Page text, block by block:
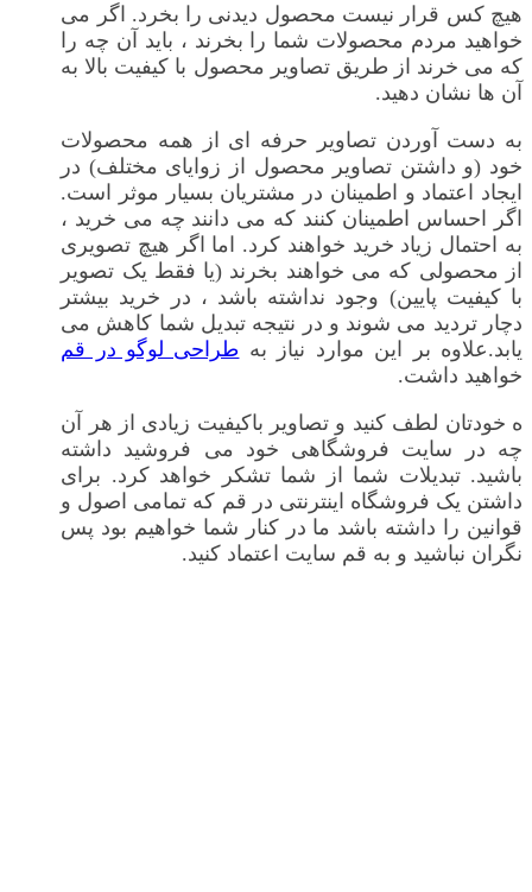
هیچ کس قرار نیست محصول دیدنی را بخرد. اگر می
خواهید مردم محصولات شما را بخرند ، باید آن چه را
که می خرند از طریق تصاویر محصول با کیفیت بالا به
آن ها نشان دهید.
به دست آوردن تصاویر حرفه ای از همه محصولات
خود (و داشتن تصاویر محصول از زوایای مختلف) در
ایجاد اعتماد و اطمینان در مشتریان بسیار موثر است.
اگر احساس اطمینان کنند که می دانند چه می خرید ،
به احتمال زیاد خرید خواهند کرد. اما اگر هیچ تصویری
از محصولی که می خواهند بخرند (یا فقط یک تصویر
با کیفیت پایین) وجود نداشته باشد ، در خرید بیشتر
دچار تردید می شوند و در نتیجه تبدیل شما کاهش می
یابد.علاوه بر این موارد نیاز به طراحی لوگو در قم
خواهید داشت.
ه خودتان لطف کنید و تصاویر باکیفیت زیادی از هر آن
چه در سایت فروشگاهی خود می فروشید داشته
باشید. تبدیلات شما از شما تشکر خواهد کرد. برای
داشتن یک فروشگاه اینترنتی در قم که تمامی اصول و
قوانین را داشته باشد ما در کنار شما خواهیم بود پس
نگران نباشید و به قم سایت اعتماد کنید.